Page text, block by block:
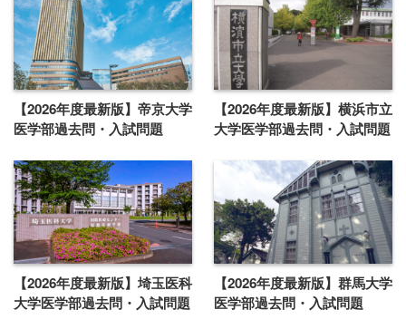
【2026年度最新版】帝京大学
医学部過去問・入試問題
【2026年度最新版】横浜市立
大学医学部過去問・入試問題
【2026年度最新版】埼玉医科
大学医学部過去問・入試問題
【2026年度最新版】群馬大学
医学部過去問・入試問題